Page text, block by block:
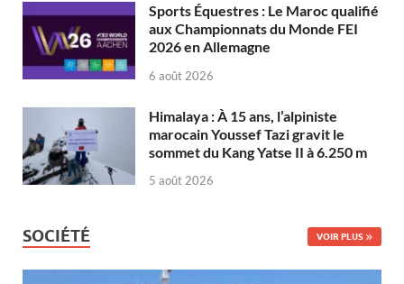
Sports Équestres : Le Maroc qualifié
aux Championnats du Monde FEI
2026 en Allemagne
6 août 2026
Himalaya : À 15 ans, l’alpiniste
marocain Youssef Tazi gravit le
sommet du Kang Yatse II à 6.250 m
5 août 2026
SOCIÉTÉ VOIR PLUS